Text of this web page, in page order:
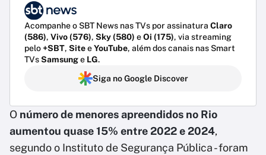
Acompanhe o SBT News nas TVs por assinatura Claro
(586), Vivo (576), Sky (580) eOi (175), via streaming
pelo+SBT, SiteeYouTube, além dos canais nas Smart
TVsSamsunge LG.
Siga no Google Discover
O número de menores apreendidos no Rio
aumentou quase 15% entre 2022 e 2024,
segundo o Instituto de Segurança Pública - foram